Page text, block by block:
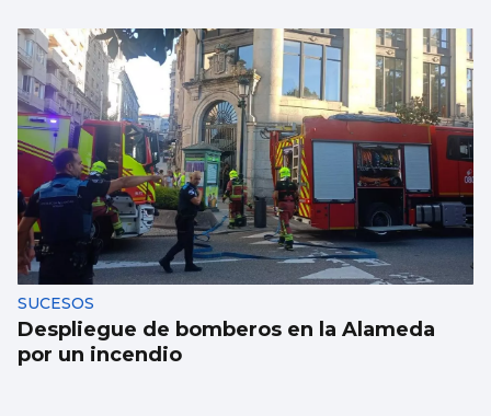
SUCESOS
Despliegue de bomberos en la Alameda
por un incendio